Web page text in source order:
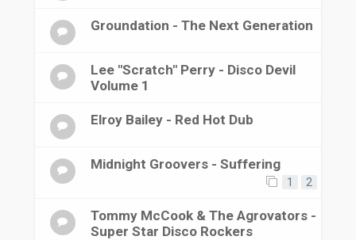
Groundation - The Next Generation
Lee "Scratch" Perry - Disco Devil
Volume 1
Elroy Bailey - Red Hot Dub
Midnight Groovers - Suffering
1 2
Tommy McCook & The Agrovators -
Super Star Disco Rockers